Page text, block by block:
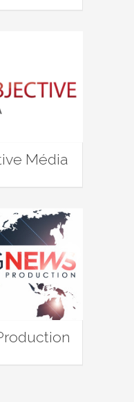
Média